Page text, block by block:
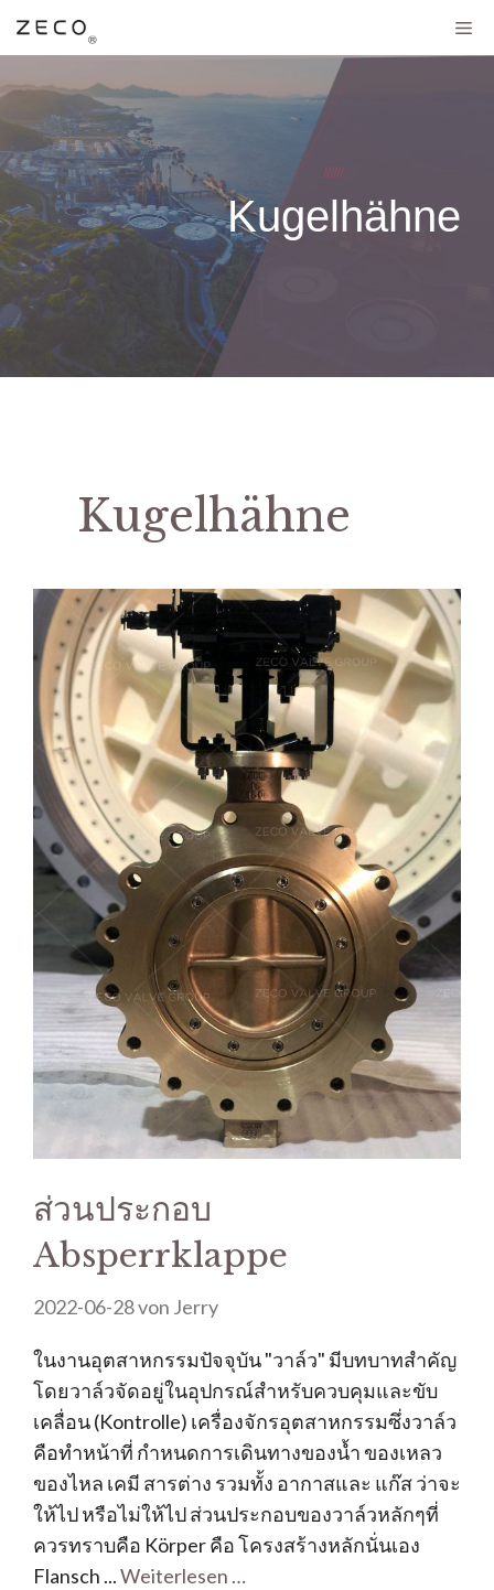
Kugelhähne
Kugelhähne
ส่วนประกอบ
Absperrklappe
2022-06-28von Jerry
ในงานอุตสาหกรรมปัจจุบัน "วาล์ว" มีบทบาทสำคัญ
โดยวาล์วจัดอยู่ในอุปกรณ์สำหรับควบคุมและขับ
เคลื่อน (Kontrolle) เครื่องจักรอุตสาหกรรมซึ่งวาล์ว
คือทำหน้าที่ กำหนดการเดินทางของน้ำ ของเหลว
ของไหล เคมี สารต่าง รวมทั้ง อากาสและ แก๊ส ว่าจะ
ให้ไป หรือไม่ให้ไป ส่วนประกอบของวาล์วหลักๆที่
ควรทราบคือ Körper คือ โครงสร้างหลักนั่นเอง
Flansch ...Weiterlesen …